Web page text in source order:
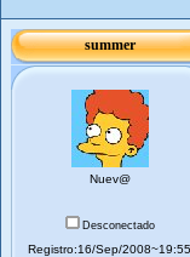
summer
Nuev@
Desconectado
Registro:16/Sep/2008~19:55